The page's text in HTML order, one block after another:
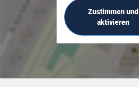
Zustimmen und
aktivieren